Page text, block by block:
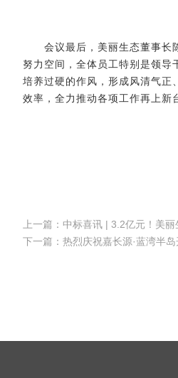
会议最后，美丽生态董事长陈
努力空间，全体员工特别是领导
培养过硬的作风，形成风清气正
效率，全力推动各项工作再上新
上一篇：中标喜讯 | 3.2亿元！美
下一篇：热烈庆祝嘉长源·蓝湾半